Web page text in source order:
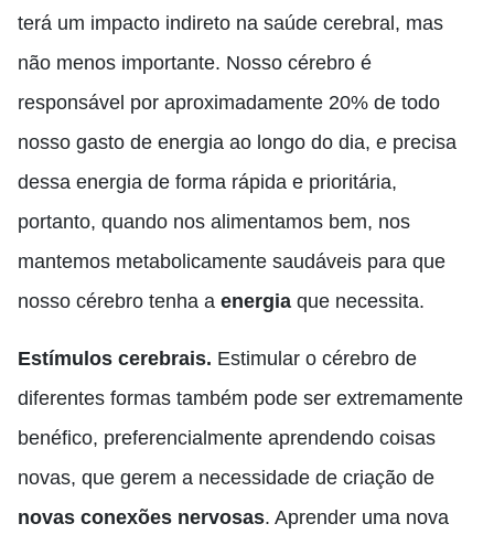
terá um impacto indireto na saúde cerebral, mas
não menos importante. Nosso cérebro é
responsável por aproximadamente 20% de todo
nosso gasto de energia ao longo do dia, e precisa
dessa energia de forma rápida e prioritária,
portanto, quando nos alimentamos bem, nos
mantemos metabolicamente saudáveis para que
nosso cérebro tenha a energia que necessita.
Estímulos cerebrais. Estimular o cérebro de
diferentes formas também pode ser extremamente
benéfico, preferencialmente aprendendo coisas
novas, que gerem a necessidade de criação de
novas conexões nervosas. Aprender uma nova